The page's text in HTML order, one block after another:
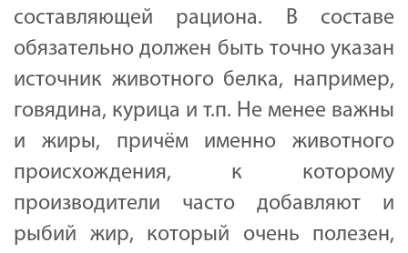
составляющей рациона. В составе
обязательно должен быть точно указан
источник животного белка, например,
говядина, курица и т.п. Не менее важны
и жиры, причём именно животного
происхождения, к которому
производители часто добавляют и
рыбий жир, который очень полезен,